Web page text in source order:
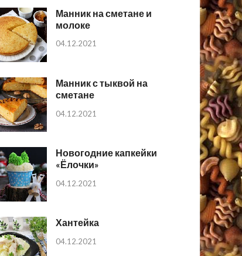
Манник на сметане и
молоке
04.12.2021
Манник с тыквой на
сметане
04.12.2021
Новогодние капкейки
«Ёлочки»
04.12.2021
Хантейка
04.12.2021